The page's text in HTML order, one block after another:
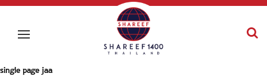
single page jaa